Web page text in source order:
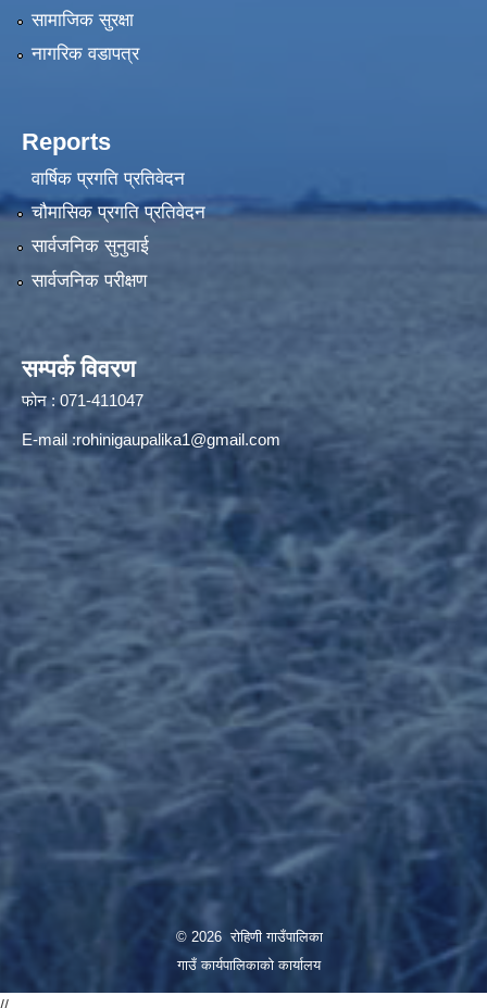
सामाजिक सुरक्षा
नागरिक वडापत्र
Reports
वार्षिक प्रगति प्रतिवेदन
चौमासिक प्रगति प्रतिवेदन
सार्वजनिक सुनुवाई
सार्वजनिक परीक्षण
सम्पर्क विवरण
फोन : 071-411047
E-mail :rohinigaupalika1@gmail.com
© 2026 रोहिणी गाउँपालिका
गाउँ कार्यपालिकाको कार्यालय